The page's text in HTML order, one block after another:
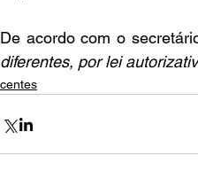
De acordo com o
diferentes, por lei